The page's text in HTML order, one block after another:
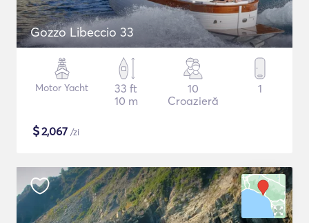
Gozzo Libeccio 33
Motor Yacht
33 ft
10 m
10
Croazieră
1
$2,067 /zi